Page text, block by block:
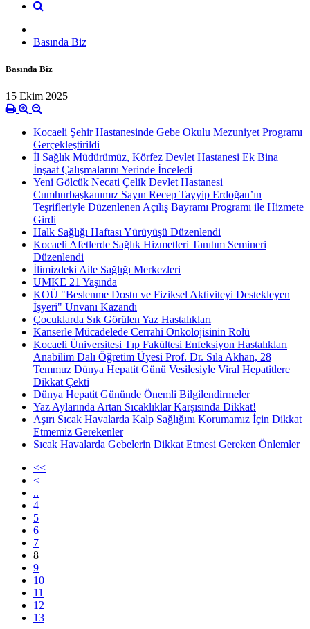
Basında Biz
Basında Biz
15 Ekim 2025
Kocaeli Şehir Hastanesinde Gebe Okulu Mezuniyet Programı
Gerçekleştirildi
İl Sağlık Müdürümüz, Körfez Devlet Hastanesi Ek Bina
İnşaat Çalışmalarını Yerinde İnceledi
Yeni Gölcük Necati Çelik Devlet Hastanesi
Cumhurbaşkanımız Sayın Recep Tayyip Erdoğan’ın
Teşrifleriyle Düzenlenen Açılış Bayramı Programı ile Hizmete
Girdi
Halk Sağlığı Haftası Yürüyüşü Düzenlendi
Kocaeli Afetlerde Sağlık Hizmetleri Tanıtım Semineri
Düzenlendi
İlimizdeki Aile Sağlığı Merkezleri
UMKE 21 Yaşında
KOÜ "Beslenme Dostu ve Fiziksel Aktiviteyi Destekleyen
İşyeri" Unvanı Kazandı
Çocuklarda Sık Görülen Yaz Hastalıkları
Kanserle Mücadelede Cerrahi Onkolojisinin Rolü
Kocaeli Üniversitesi Tıp Fakültesi Enfeksiyon Hastalıkları
Anabilim Dalı Öğretim Üyesi Prof. Dr. Sıla Akhan, 28
Temmuz Dünya Hepatit Günü Vesilesiyle Viral Hepatitlere
Dikkat Çekti
Dünya Hepatit Gününde Önemli Bilgilendirmeler
Yaz Aylarında Artan Sıcaklıklar Karşısında Dikkat!
Aşırı Sıcak Havalarda Kalp Sağlığını Korumamız İçin Dikkat
Etmemiz Gerekenler
Sıcak Havalarda Gebelerin Dikkat Etmesi Gereken Önlemler
<<
<
..
4
5
6
7
8
9
10
11
12
13